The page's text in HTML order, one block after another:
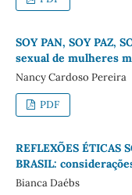
SOY PAN, SOY PAZ,
sexual de mulheres
Nancy Cardoso Pereira
PDF
REFLEXÕES ÉTICAS
BRASIL:
Bianca Daébs